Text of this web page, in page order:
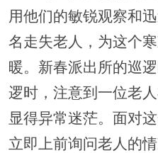
用他们的敏锐观察和
名走失老人，为这个
暖。新春派出所的巡
逻时，注意到一位老
显得异常迷茫。面对
立即上前询问老人的